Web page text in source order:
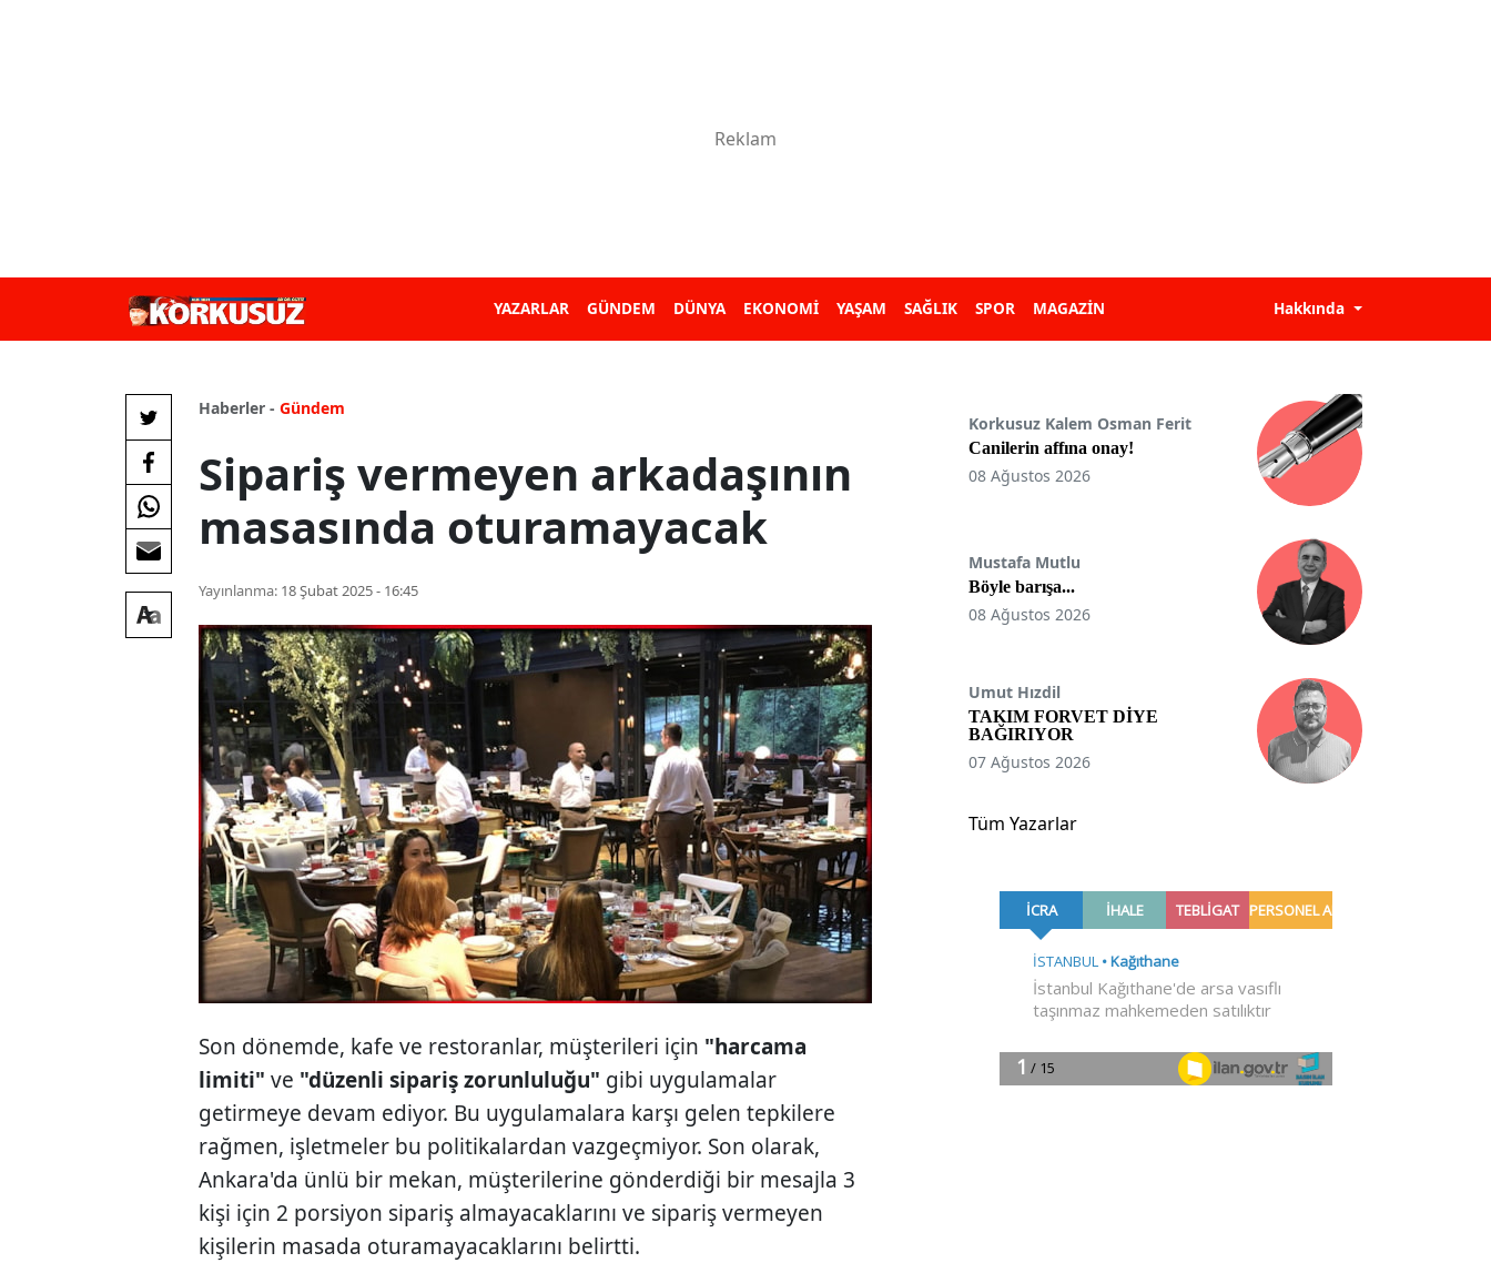
YAZARLAR GÜNDEM DÜNYA EKONOMİ YAŞAM SAĞLIK SPOR MAGAZİN Hakkında
Haberler - Gündem
Sipariş vermeyen arkadaşının
masasında oturamayacak
Yayınlanma: 18 Şubat 2025 - 16:45
Son dönemde, kafe ve restoranlar, müşterileri için "harcama
limiti" ve "düzenli sipariş zorunluluğu" gibi uygulamalar
getirmeye devam ediyor. Bu uygulamalara karşı gelen tepkilere
rağmen, işletmeler bu politikalardan vazgeçmiyor. Son olarak,
Ankara'da ünlü bir mekan, müşterilerine gönderdiği bir mesajla 3
kişi için 2 porsiyon sipariş almayacaklarını ve sipariş vermeyen
kişilerin masada oturamayacaklarını belirtti.
Korkusuz Kalem Osman Ferit
Canilerin affına onay!
08 Ağustos 2026
Mustafa Mutlu
Böyle barışa...
08 Ağustos 2026
Umut Hızdil
TAKIM FORVET DİYE
BAĞIRIYOR
07 Ağustos 2026
Tüm Yazarlar